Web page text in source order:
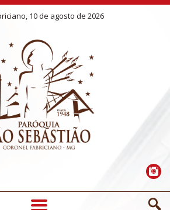
10 de agosto de 2026